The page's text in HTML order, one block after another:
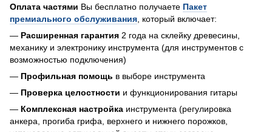
Оплата частями Вы бесплатно получаете Пакет
премиального обслуживания , который включает:
— Расширенная гарантия 2 года на склейку древесины,
механику и электронику инструмента (для инструментов с
возможностью подключения)
— Профильная помощь в выборе инструмента
— Проверка целостности и функционирования гитары
— Комплексная настройка инструмента (регулировка
анкера, прогиба грифа, верхнего и нижнего порожков,